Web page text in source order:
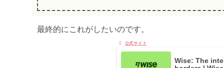
最終的にこれがしたいのです。
Wise: The